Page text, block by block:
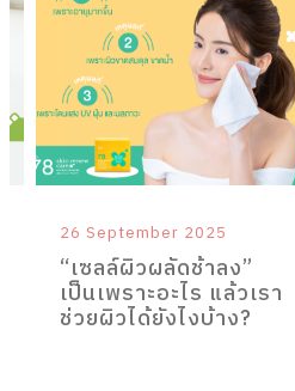
26 September 2025
“เซลล์ผิวผลัดช้าลง”
เป็นเพราะอะไร แล้วเรา
ช่วยผิวได้ยังไงบ้าง?